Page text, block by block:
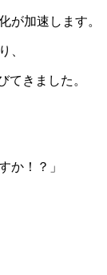
が加速します。
、
てきました。
か！？」